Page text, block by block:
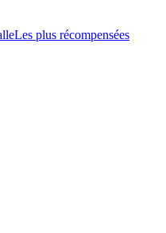
Les plus récompensées